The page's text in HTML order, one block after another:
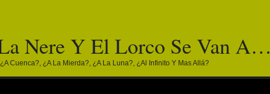
Nere Y El Lorco Se Van A…
¿a Cuenca?, ¿a La Mierda?, ¿a La Luna?, ¿al Infinito Y Mas Allá?